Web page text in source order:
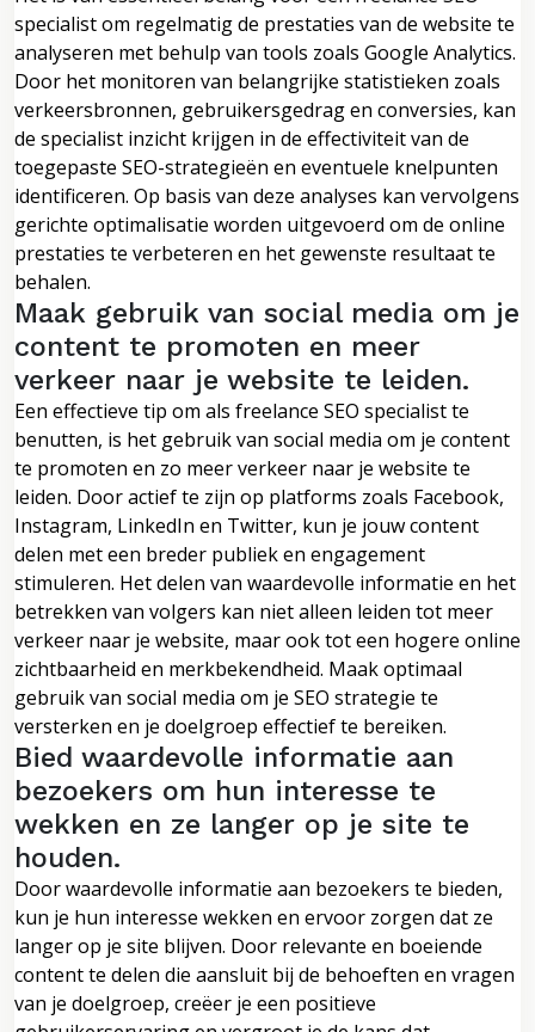
specialist om regelmatig de prestaties van de website te
analyseren met behulp van tools zoals Google Analytics.
Door het monitoren van belangrijke statistieken zoals
verkeersbronnen, gebruikersgedrag en conversies, kan
de specialist inzicht krijgen in de effectiviteit van de
toegepaste SEO-strategieën en eventuele knelpunten
identificeren. Op basis van deze analyses kan vervolgens
gerichte optimalisatie worden uitgevoerd om de online
prestaties te verbeteren en het gewenste resultaat te
behalen.
Maak gebruik van social media om je
content te promoten en meer
verkeer naar je website te leiden.
Een effectieve tip om als freelance SEO specialist te
benutten, is het gebruik van social media om je content
te promoten en zo meer verkeer naar je website te
leiden. Door actief te zijn op platforms zoals Facebook,
Instagram, LinkedIn en Twitter, kun je jouw content
delen met een breder publiek en engagement
stimuleren. Het delen van waardevolle informatie en het
betrekken van volgers kan niet alleen leiden tot meer
verkeer naar je website, maar ook tot een hogere online
zichtbaarheid en merkbekendheid. Maak optimaal
gebruik van social media om je SEO strategie te
versterken en je doelgroep effectief te bereiken.
Bied waardevolle informatie aan
bezoekers om hun interesse te
wekken en ze langer op je site te
houden.
Door waardevolle informatie aan bezoekers te bieden,
kun je hun interesse wekken en ervoor zorgen dat ze
langer op je site blijven. Door relevante en boeiende
content te delen die aansluit bij de behoeften en vragen
van je doelgroep, creëer je een positieve